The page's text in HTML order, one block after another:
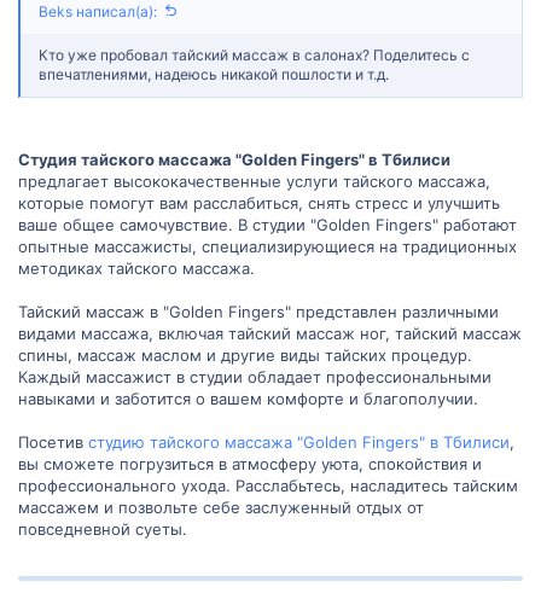
Beks написал(а):
Кто уже пробовал тайский массаж в салонах? Поделитесь с
впечатлениями, надеюсь никакой пошлости и т.д.
Студия тайского массажа "Golden Fingers" в Тбилиси
предлагает высококачественные услуги тайского массажа,
которые помогут вам расслабиться, снять стресс и улучшить
ваше общее самочувствие. В студии "Golden Fingers" работают
опытные массажисты, специализирующиеся на традиционных
методиках тайского массажа.
Тайский массаж в "Golden Fingers" представлен различными
видами массажа, включая тайский массаж ног, тайский массаж
спины, массаж маслом и другие виды тайских процедур.
Каждый массажист в студии обладает профессиональными
навыками и заботится о вашем комфорте и благополучии.
Посетив студию тайского массажа "Golden Fingers" в Тбилиси,
вы сможете погрузиться в атмосферу уюта, спокойствия и
профессионального ухода. Расслабьтесь, насладитесь тайским
массажем и позвольте себе заслуженный отдых от
повседневной суеты.